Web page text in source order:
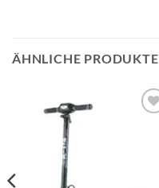
ÄHNLICHE PRODUKTE